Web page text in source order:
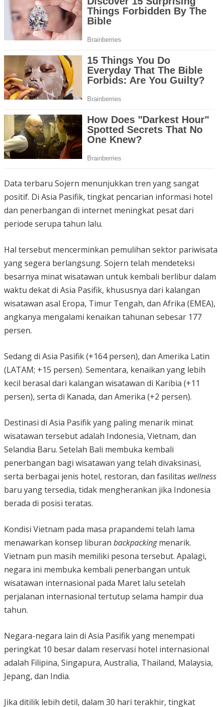
Data terbaru Sojern menunjukkan tren yang sangat
positif. Di Asia Pasifik, tingkat pencarian informasi hotel
dan penerbangan di internet meningkat pesat dari
periode serupa tahun lalu.
Hal tersebut mencerminkan pemulihan sektor pariwisata
yang segera berlangsung. Sojern telah mendeteksi
besarnya minat wisatawan untuk kembali berlibur dalam
waktu dekat di Asia Pasifik, khususnya dari kalangan
wisatawan asal Eropa, Timur Tengah, dan Afrika (EMEA),
angkanya mengalami kenaikan tahunan sebesar 177
persen.
Sedang di Asia Pasifik (+164 persen), dan Amerika Latin
(LATAM; +15 persen). Sementara, kenaikan yang lebih
kecil berasal dari kalangan wisatawan di Karibia (+11
persen), serta di Kanada, dan Amerika (+2 persen).
Destinasi di Asia Pasifik yang paling menarik minat
wisatawan tersebut adalah Indonesia, Vietnam, dan
Selandia Baru. Setelah Bali membuka kembali
penerbangan bagi wisatawan yang telah divaksinasi,
serta berbagai jenis hotel, restoran, dan fasilitas wellness
baru yang tersedia, tidak mengherankan jika Indonesia
berada di posisi teratas.
Kondisi Vietnam pada masa prapandemi telah lama
menawarkan konsep liburan backpackingmenarik.
Vietnam pun masih memiliki pesona tersebut. Apalagi,
negara ini membuka kembali penerbangan untuk
wisatawan internasional pada Maret lalu setelah
perjalanan internasional tertutup selama hampir dua
tahun.
Negara-negara lain di Asia Pasifik yang menempati
peringkat 10 besar dalam reservasi hotel internasional
adalah Filipina, Singapura, Australia, Thailand, Malaysia,
Jepang, dan India.
Jika ditilik lebih detil, dalam 30 hari terakhir, tingkat